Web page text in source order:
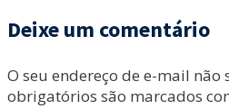
Deixe um comentário
O seu endereço de e-mail
obrigatórios são marcados